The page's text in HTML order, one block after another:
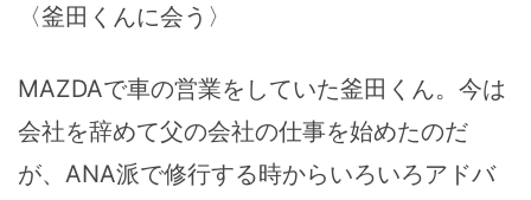
〈釜田くんに会う〉
MAZDAで車の営業をしていた釜田くん。今は
会社を辞めて父の会社の仕事を始めたのだ
が、ANA派で修行する時からいろいろアドバ